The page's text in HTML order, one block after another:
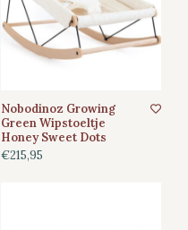
Nobodinoz Growing
Green Wipstoeltje
Honey Sweet Dots
€215,95